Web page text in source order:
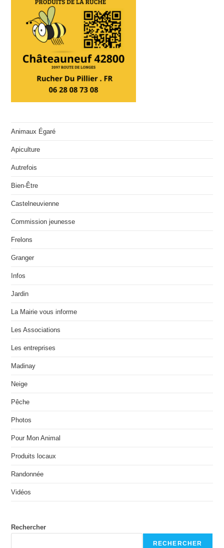
Animaux Égaré
Apiculture
Autrefois
Bien-Être
Castelneuvienne
Commission jeunesse
Frelons
Granger
Infos
Jardin
La Mairie vous informe
Les Associations
Les entreprises
Madinay
Neige
Pêche
Photos
Pour Mon Animal
Produits locaux
Randonnée
Vidéos
Rechercher
RECHERCHER